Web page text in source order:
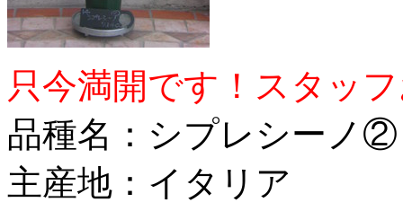
只今満開です！スタッ
品種名：シプレシーノ
主産地：イタリア